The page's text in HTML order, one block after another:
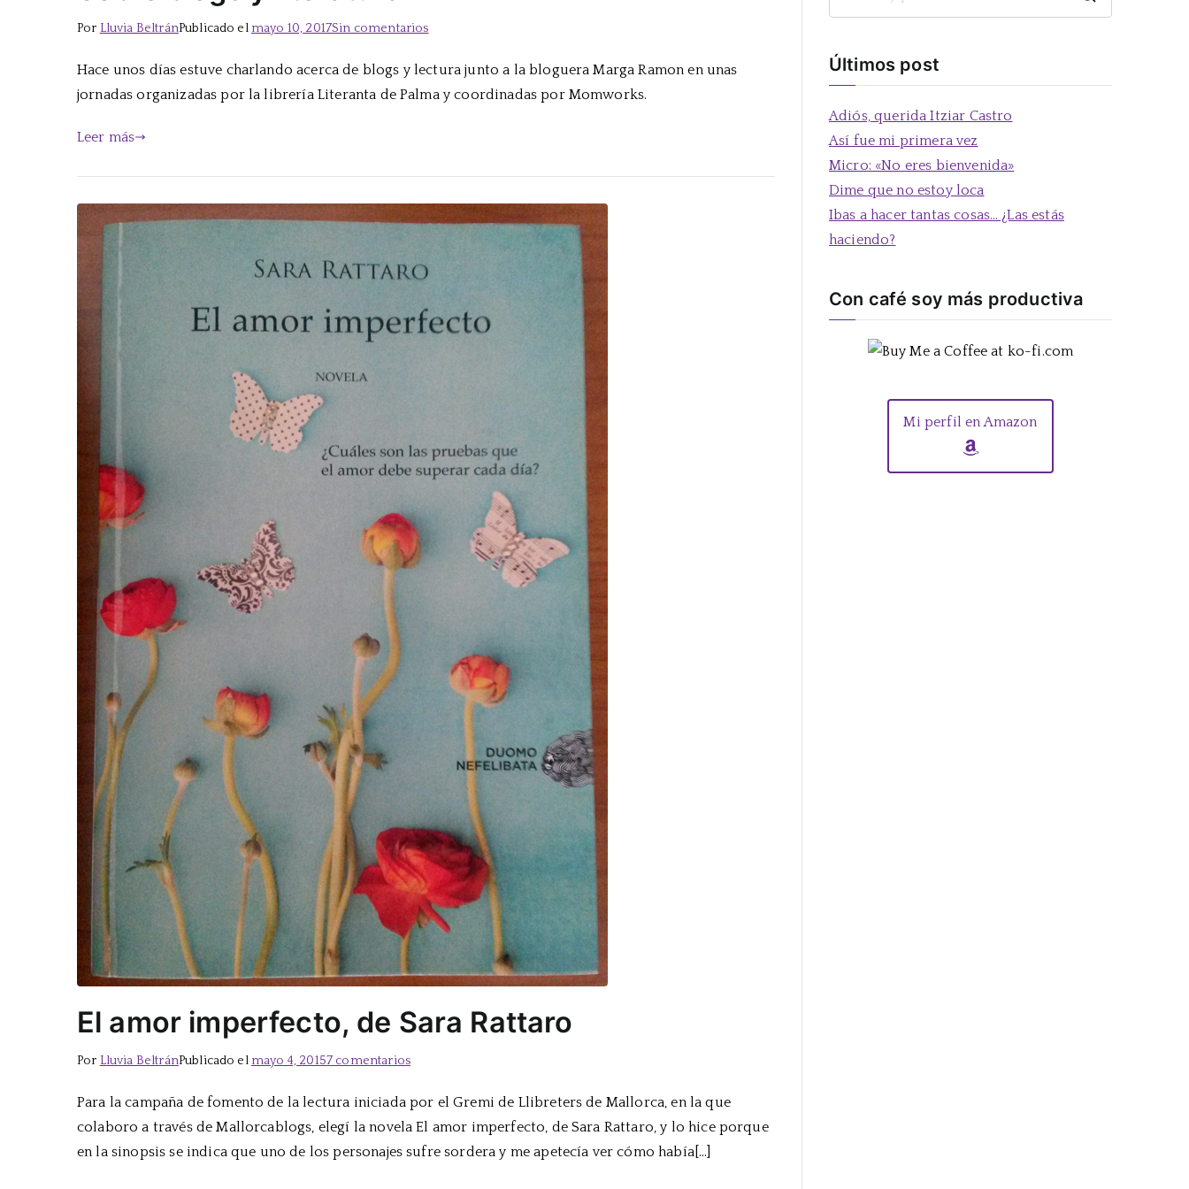
Por Lluvia BeltránPublicado el mayo 10, 2017Sin comentariosen
blogs
y
Hace unos días estuve charlando acerca de blogs y lectura junto a la bloguera Marga Ramon en unas
jornadas organizadas por la librería Literanta de Palma y coordinadas por Momworks.
Leer más
El amor imperfecto, de Sara Rattaro
Por Lluvia BeltránPublicado el mayo 4, 20157 comentariosen
amor
imperfecto,
de
Para la campaña de fomento de la lectura iniciada por el Gremi de Llibreters de Mallorca, en la que
colaboro a través de Mallorcablogs, elegí la novela El amor imperfecto, de Sara Rattaro, y lo hice porque
en la sinopsis se indica que uno de los personajes sufre sordera y me apetecía ver cómo había[…]
Últimos post
Adiós, querida Itziar Castro
Así fue mi primera vez
Micro: «No eres bienvenida»
Dime que no estoy loca
Ibas a hacer tantas cosas… ¿Las estás
haciendo?
Con café soy más productiva
Mi perfil en Amazon